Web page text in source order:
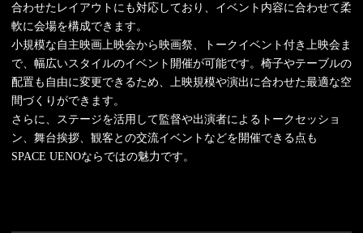
合わせたレイアウトにも対応しており、イベント内容に合わせて柔
軟に会場を構成できます。
小規模な自主映画上映会から映画祭、トークイベント付き上映会ま
で、幅広いスタイルのイベント開催が可能です。椅子やテーブルの
配置も自由に変更できるため、上映規模や演出に合わせた最適な空
間づくりができます。
さらに、ステージを活用して監督や出演者によるトークセッショ
ン、舞台挨拶、観客との交流イベントなどを開催できる点も
SPACE UENOならではの魅力です。